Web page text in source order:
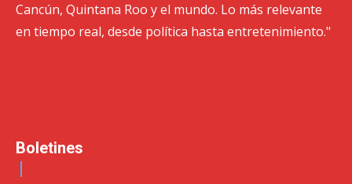
Cancún, Quintana Roo y el mundo. Lo más relevante
en tiempo real, desde política hasta entretenimiento."
Boletines